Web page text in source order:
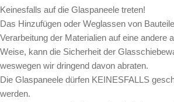
Keinesfalls auf die Glaspaneele treten!
Das Hinzufügen oder Weglassen von
Verarbeitung der Materialien auf eine andere
Weise, kann die Sicherheit der
weswegen wir dringend davon abraten.
Die Glaspaneele dürfen KEINESFALLS
werden.